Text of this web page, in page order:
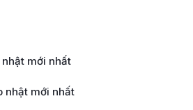
mới nhất
nhật mới nhất